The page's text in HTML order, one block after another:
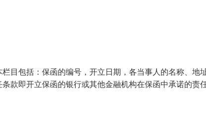
目包括：保函的编号，开立日期，各当事人的名称、地
款即开立保函的银行或其他金融机构在保函中承诺的责